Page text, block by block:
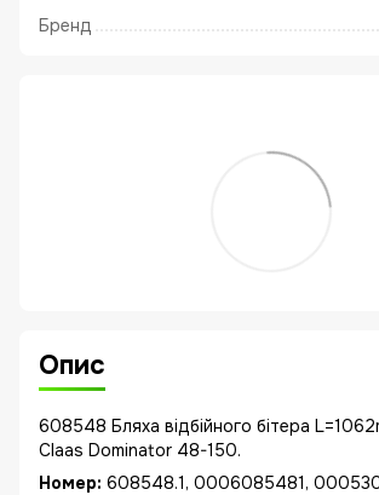
Бренд
Опис
608548 Бляха відбійного бітера
Claas Dominator 48-150.
Номер: 608548.1, 0006085481,